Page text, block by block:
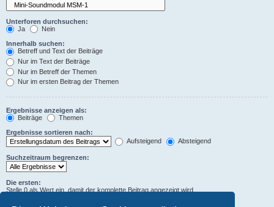
Unterforen durchsuchen:
Ja
Nein
Innerhalb suchen:
Betreff und Text der Beiträge
Nur im Text der Beiträge
Nur im Betreff der Themen
Nur im ersten Beitrag der Themen
Ergebnisse anzeigen als:
Beiträge
Themen
Ergebnisse sortieren nach:
Aufsteigend
Absteigend
Suchzeitraum begrenzen:
Die ersten:
Stelle 0 als Wert ein, damit der komplette Beitrag angezeigt wird.